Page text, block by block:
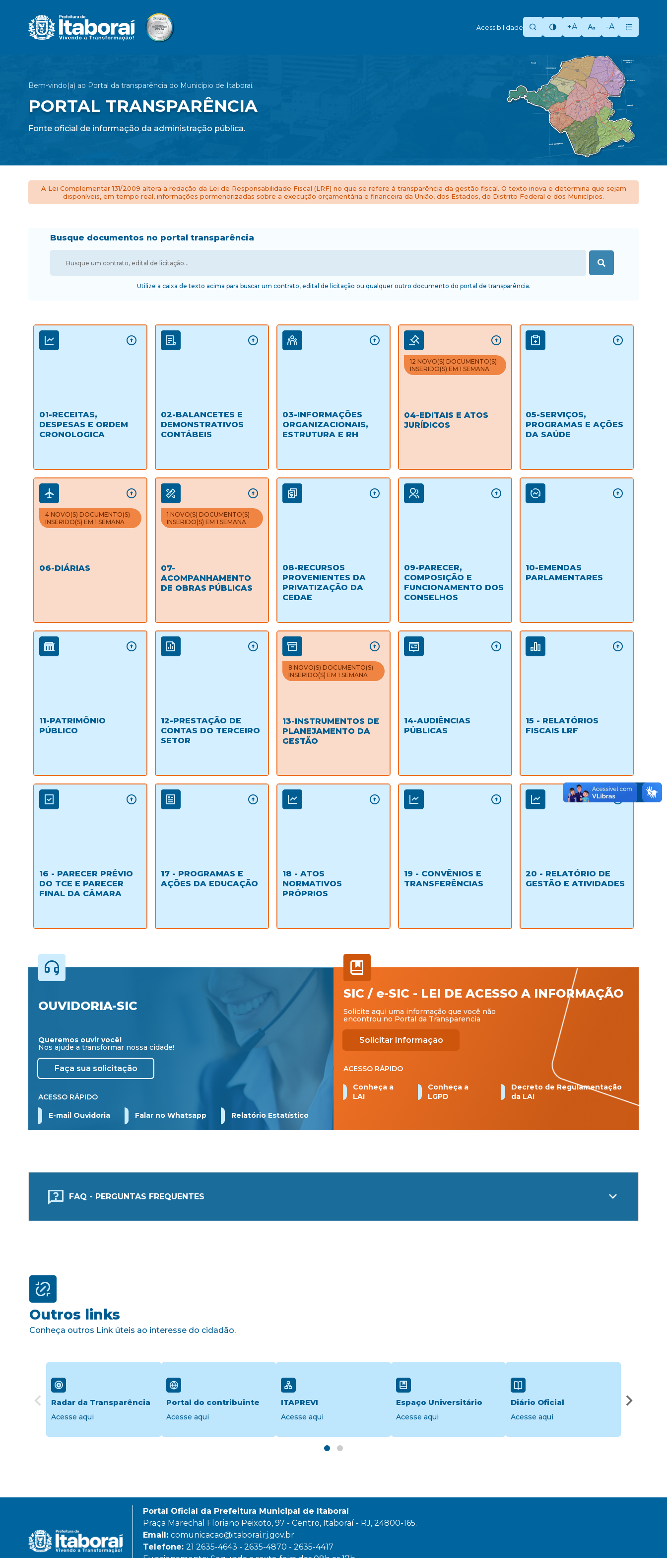
Acessibilidade +A -A
Bem-vindo(a) ao Portal da transparência do Município de Itaboraí.
PORTAL TRANSPARÊNCIA
Fonte oficial de informação da administração pública.
A Lei Complementar 131/2009 altera a redação da Lei de Responsabilidade Fiscal (LRF) no que se refere à transparência da gestão fiscal. O texto inova e determina que sejam
disponíveis, em tempo real, informações pormenorizadas sobre a execução orçamentária e financeira da União, dos Estados, do Distrito Federal e dos Municípios.
Busque documentos no portal transparência
Utilize a caixa de texto acima para buscar um contrato, edital de licitação ou qualquer outro documento do portal de transparência.
01-RECEITAS,
DESPESAS E ORDEM
CRONOLOGICA
02-BALANCETES E
DEMONSTRATIVOS
CONTÁBEIS
03-INFORMAÇÕES
ORGANIZACIONAIS,
ESTRUTURA E RH
12 NOVO(S) DOCUMENTO(S)
INSERIDO(S) EM 1 SEMANA
04-EDITAIS E ATOS
JURÍDICOS
05-SERVIÇOS,
PROGRAMAS E AÇÕES
DA SAÚDE
4 NOVO(S) DOCUMENTO(S)
INSERIDO(S) EM 1 SEMANA
06-DIÁRIAS
1 NOVO(S) DOCUMENTO(S)
INSERIDO(S) EM 1 SEMANA
07-
ACOMPANHAMENTO
DE OBRAS PÚBLICAS
08-RECURSOS
PROVENIENTES DA
PRIVATIZAÇÃO DA
CEDAE
09-PARECER,
COMPOSIÇÃO E
FUNCIONAMENTO DOS
CONSELHOS
10-EMENDAS
PARLAMENTARES
11-PATRIMÔNIO
PÚBLICO
12-PRESTAÇÃO DE
CONTAS DO TERCEIRO
SETOR
8 NOVO(S) DOCUMENTO(S)
INSERIDO(S) EM 1 SEMANA
13-INSTRUMENTOS DE
PLANEJAMENTO DA
GESTÃO
14-AUDIÊNCIAS
PÚBLICAS
15 - RELATÓRIOS
FISCAIS LRF
16 - PARECER PRÉVIO
DO TCE E PARECER
FINAL DA CÂMARA
17 - PROGRAMAS E
AÇÕES DA EDUCAÇÃO
18 - ATOS
NORMATIVOS
PRÓPRIOS
19 - CONVÊNIOS E
TRANSFERÊNCIAS
20 - RELATÓRIO DE
GESTÃO E ATIVIDADES
OUVIDORIA-SIC
Queremos ouvir você!
Nos ajude a transformar nossa cidade!
Faça sua solicitação
ACESSO RÁPIDO
E-mail Ouvidoria Falar no Whatsapp Relatório Estatístico
SIC / e-SIC - LEI DE ACESSO A INFORMAÇÃO
Solicite aqui uma informação que você não
encontrou no Portal da Transparencia
Solicitar Informação
ACESSO RÁPIDO
Conheça a
LAI
Conheça a
LGPD
Decreto de Regulamentação
da LAI
FAQ - PERGUNTAS FREQUENTES
Outros links
Conheça outros Link úteis ao interesse do cidadão.
Radar da Transparência
Acesse aqui
Portal do contribuinte
Acesse aqui
ITAPREVI
Acesse aqui
Espaço Universitário
Acesse aqui
Diário Oficial
Acesse aqui
Tributos
Portal Oficial da Prefeitura Municipal de Itaboraí
Praça Marechal Floriano Peixoto, 97 - Centro, Itaboraí - RJ, 24800-165.
Email: comunicacao@itaborai.rj.gov.br
Telefone: 21 2635-4643 - 2635-4870 - 2635-4417